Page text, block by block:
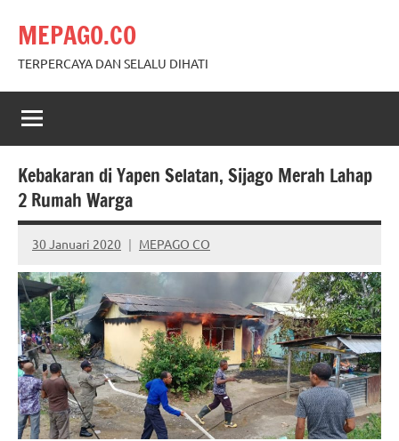
content
MEPAGO.CO
TERPERCAYA DAN SELALU DIHATI
Kebakaran di Yapen Selatan, Sijago Merah Lahap
2 Rumah Warga
30 Januari 2020 MEPAGO CO
No
comments